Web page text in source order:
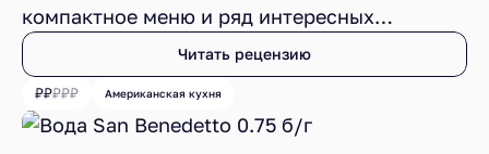
компактное меню и ряд интересных
кулинарных идей. Также нельзя не отметить
смелость поварской команды, решившей
обратиться к малоизвестной теме
североамериканских индейцев. Но ошибки в
Читать рецензию
Американская кухня